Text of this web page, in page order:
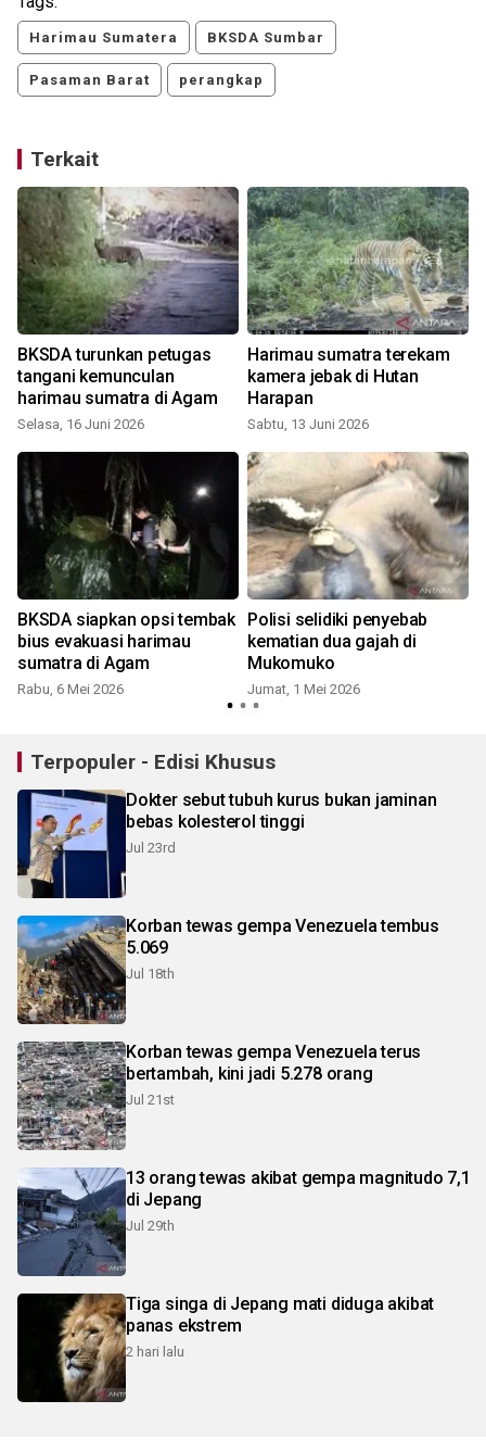
Harimau Sumatera BKSDA Sumbar
Pasaman Barat perangkap
Terkait
BKSDA turunkan petugas
tangani kemunculan
harimau sumatra di Agam
Selasa, 16 Juni 2026
Harimau sumatra terekam
kamera jebak di Hutan
Harapan
Sabtu, 13 Juni 2026
BKSDA siapkan opsi tembak
bius evakuasi harimau
sumatra di Agam
Rabu, 6 Mei 2026
Polisi selidiki penyebab
kematian dua gajah di
Mukomuko
Jumat, 1 Mei 2026
Terpopuler - Edisi Khusus
Dokter sebut tubuh kurus bukan jaminan
bebas kolesterol tinggi
Jul 23rd
Korban tewas gempa Venezuela tembus
5.069
Jul 18th
Korban tewas gempa Venezuela terus
bertambah, kini jadi 5.278 orang
Jul 21st
13 orang tewas akibat gempa magnitudo 7,1
di Jepang
Jul 29th
Tiga singa di Jepang mati diduga akibat
panas ekstrem
2 hari lalu